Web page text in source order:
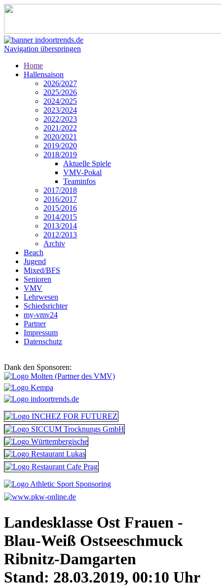
Navigation überspringen
Home
Hallensaison
2026/2027
2025/2026
2024/2025
2023/2024
2022/2023
2021/2022
2020/2021
2019/2020
2018/2019
Aktuelle Spiele
VMV-Pokal
Teaminfos
2017/2018
2016/2017
2015/2016
2014/2015
2013/2014
2012/2013
Archiv
Beach
Jugend
Mixed/BFS
Senioren
VMV
Lehrwesen
Schiedsrichter
my-vmv24
Partner
Impressum
Datenschutz
Dank den Sponsoren:
Landesklasse Ost Frauen -
Blau-Weiß Ostseeschmuck
Ribnitz-Damgarten
Stand: 28.03.2019, 00:10 Uhr